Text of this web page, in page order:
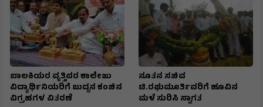
ಬಾಲಕಿಯರ ವೃತ್ತಿಪರ ಕಾಲೇಜು
ವಿದ್ಯಾರ್ಥಿನಿಯರಿಗೆ ಬುದ್ದನ ಕಂಚಿನ
ವಿಗ್ರಹಗಳ ವಿತರಣೆ
ನೂತನ ಸಚಿವ
ಟಿ.ರಘುಮೂರ್ತಿವರಿಗೆ ಹೂವಿನ
ಮಳೆ ಸುರಿಸಿ ಸ್ವಾಗತ